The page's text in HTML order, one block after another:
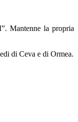
Mantenne la propria
di Ceva e di Ormea.